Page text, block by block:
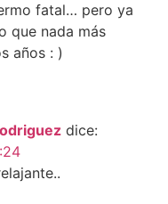
fatal… pero ya
que nada más
años : )
dice: